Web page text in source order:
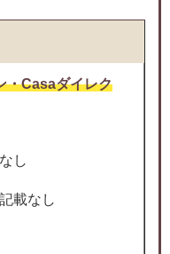
・Casaダイレク
し
載なし